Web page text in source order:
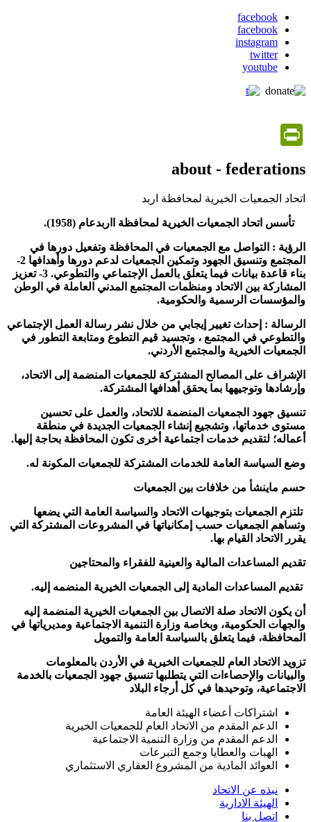
social
media
facebook
facebook
instagram
twitter
youtube
about - federations
اتحاد الجمعيات الخيرية لمحافظة اربد
تأسس اتحاد الجمعيات الخيرية لمحافظة ااربدعام (1958).
الرؤية : التواصل مع الجمعيات في المحافظة وتفعيل دورها في
المجتمع وتنسيق الجهود وتمكين الجمعيات لدعم دورها وأهدافها 2-
بناء قاعدة بيانات فيما يتعلق بالعمل الإجتماعي والتطوعي. 3- تعزيز
المشاركة بين الاتحاد ومنظمات المجتمع المدني العاملة في الوطن
والمؤسسات الرسمية والحكومية.
الرسالة : إحداث تغيير إيجابي من خلال نشر رسالة العمل الإجتماعي
والتطوعي في المجتمع ، وتجسيد قيم التطوع ومتابعة التطور في
الجمعيات الخيرية والمجتمع الأردني.
الإشراف على المصالح المشتركة للجمعيات المنضمة إلى الاتحاد،
وإرشادها وتوجيهها بما يحقق أهدافها المشتركة.
تنسيق جهود الجمعيات المنضمة للاتحاد، والعمل على تحسين
مستوى خدماتها، وتشجيع إنشاء الجمعيات الجديدة في منطقة
أعماله؛ لتقديم خدمات اجتماعية أخرى تكون المحافظة بحاجة إليها.
وضع السياسة العامة للخدمات المشتركة للجمعيات المكونة له.
حسم ماينشأ من خلافات بين الجمعيات
تلتزم الجمعيات بتوجيهات الاتحاد والسياسة العامة التي يضعها
وتساهم الجمعيات حسب إمكانياتها في المشروعات المشتركة التي
يقرر الاتحاد القيام بها.
تقديم المساعدات المالية والعينية للفقراء والمحتاجين
تقديم المساعدات المادية إلى الجمعيات الخيرية المنضمه إليه.
أن يكون الاتحاد صلة الاتصال بين الجمعيات الخيرية المنضمة إليه
والجهات الحكومية، وبخاصة وزارة التنمية الاجتماعية ومديرياتها في
المحافظة، فيما يتعلق بالسياسة العامة والتمويل
تزويد الاتحاد العام للجمعيات الخيرية في الأردن بالمعلومات
والبيانات والإحصاءات التي يتطلبها تنسيق جهود الجمعيات بالخدمة
الاجتماعية، وتوحيدها في كل أرجاء البلاد
اشتراكات أعضاء الهيئة العامة
الدعم المقدم من الاتحاد العام للجمعيات الخيرية
الدعم المقدم من وزارة التنمية الاجتماعية
الهبات والعطايا وجمع التبرعات
العوائد المادية من المشروع العقاري الاستثماري
نبذه عن الاتحاد
الهيئة الادارية
اتصل بنا